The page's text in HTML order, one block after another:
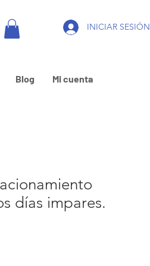
INICIAR SESIÓN
Blog Mi cuenta
días impares.